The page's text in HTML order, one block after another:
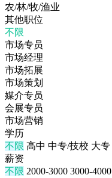
农/林/牧/渔业
其他职位
不限
市场专员
市场经理
市场拓展
市场策划
媒介专员
会展专员
市场营销
学历
不限 高中 中专/技校 大专
薪资
不限 2000-3000 3000-4000